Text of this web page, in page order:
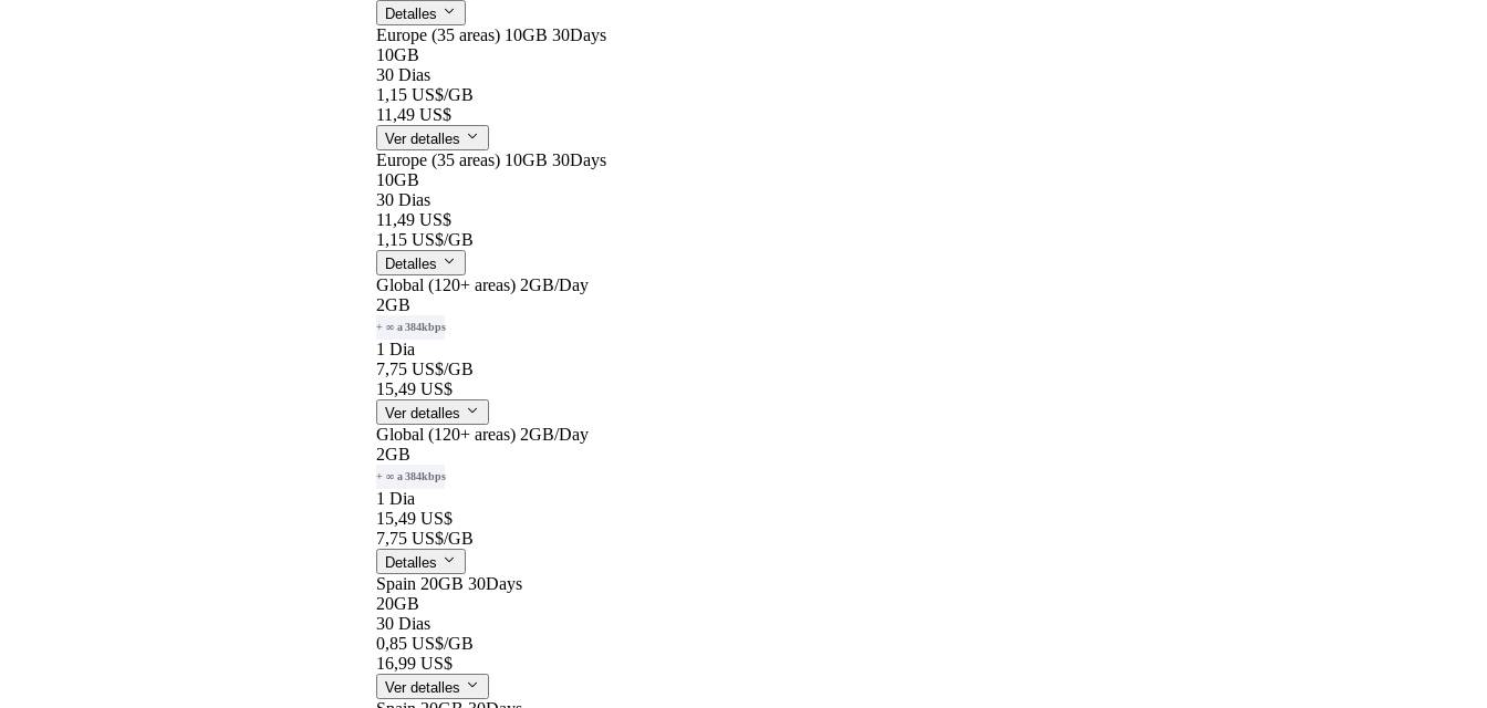
Detalles
Europe (35 areas) 10GB 30Days
10GB
30 Dias
1,15 US$/GB
11,49 US$
Ver detalles
Europe (35 areas) 10GB 30Days
10GB
30 Dias
11,49 US$
1,15 US$/GB
Detalles
Global (120+ areas) 2GB/Day
2GB
+ ∞ a 384kbps
1 Dia
7,75 US$/GB
15,49 US$
Ver detalles
Global (120+ areas) 2GB/Day
2GB
+ ∞ a 384kbps
1 Dia
15,49 US$
7,75 US$/GB
Detalles
Spain 20GB 30Days
20GB
30 Dias
0,85 US$/GB
16,99 US$
Ver detalles